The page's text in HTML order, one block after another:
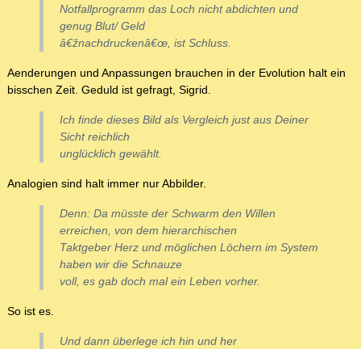
Notfallprogramm das Loch nicht abdichten und
genug Blut/ Geld
â€žnachdruckenâ€œ, ist Schluss.
Aenderungen und Anpassungen brauchen in der Evolution halt ein
bisschen Zeit. Geduld ist gefragt, Sigrid.
Ich finde dieses Bild als Vergleich just aus Deiner
Sicht reichlich
unglücklich gewählt.
Analogien sind halt immer nur Abbilder.
Denn: Da müsste der Schwarm den Willen
erreichen, von dem hierarchischen
Taktgeber Herz und möglichen Löchern im System
haben wir die Schnauze
voll, es gab doch mal ein Leben vorher.
So ist es.
Und dann überlege ich hin und her